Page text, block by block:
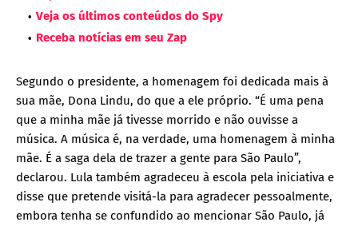
Veja os últimos conteúdos do Spy
Receba notícias em seu Zap
Segundo o presidente, a homenagem foi dedicada mais à
sua mãe, Dona Lindu, do que a ele próprio. “É uma pena
que a minha mãe já tivesse morrido e não ouvisse a
música. A música é, na verdade, uma homenagem à minha
mãe. É a saga dela de trazer a gente para São Paulo”,
declarou. Lula também agradeceu à escola pela iniciativa e
disse que pretende visitá-la para agradecer pessoalmente,
embora tenha se confundido ao mencionar São Paulo, já